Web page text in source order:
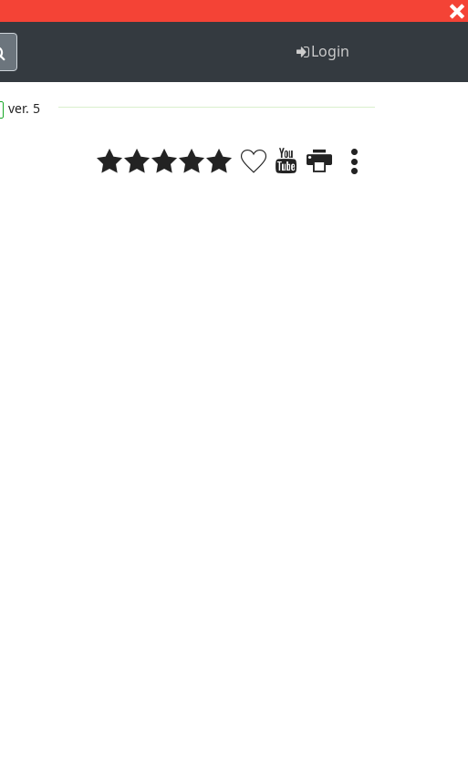
Login
ver. 5